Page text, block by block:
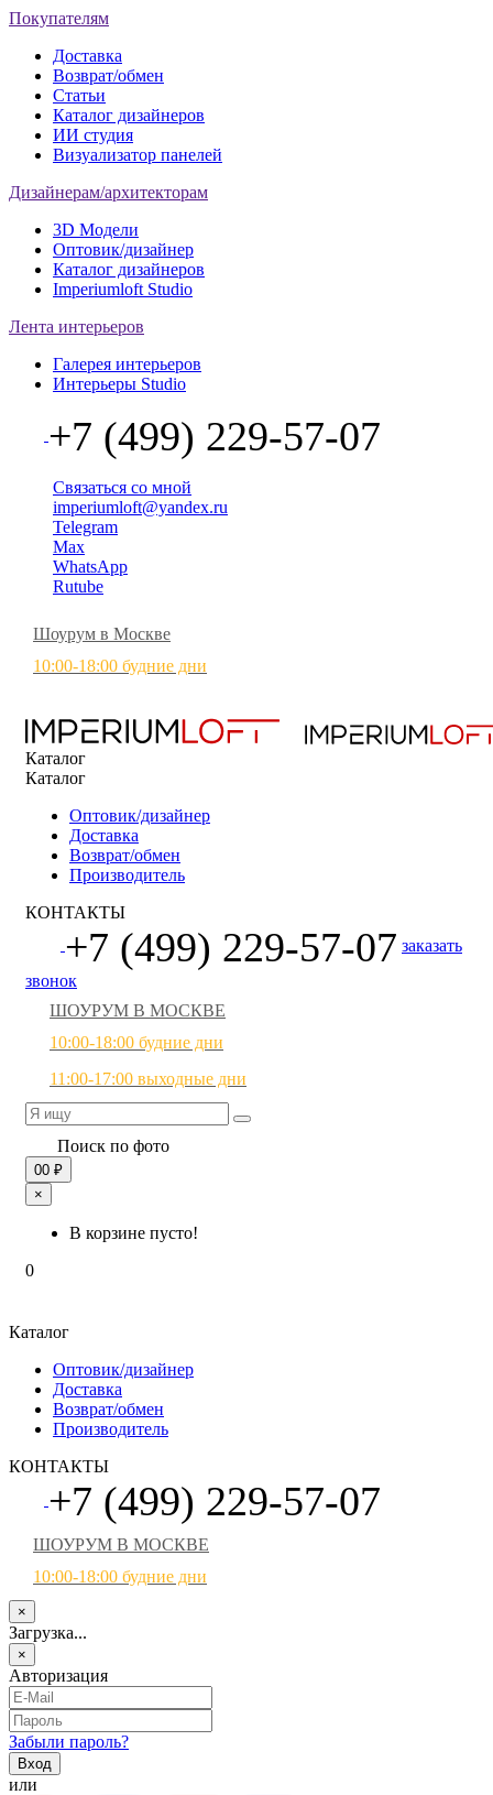
Покупателям
Доставка
Возврат/обмен
Статьи
Каталог дизайнеров
ИИ студия
Визуализатор панелей
Дизайнерам/архитекторам
3D Модели
Оптовик/дизайнер
Каталог дизайнеров
Imperiumloft Studio
Лента интерьеров
Галерея интерьеров
Интерьеры Studio
+7 (499) 229-57-07
Связаться со мной
imperiumloft@yandex.ru
Telegram
Max
WhatsApp
Rutube
Шоурум в Москве
10:00-18:00 будние дни
Каталог
Каталог
Оптовик/дизайнер
Доставка
Возврат/обмен
Производитель
КОНТАКТЫ
+7 (499) 229-57-07 заказать
звонок
ШОУРУМ В МОСКВЕ
10:00-18:00 будние дни
11:00-17:00 выходные дни
Поиск по фото
00 ₽
×
В корзине пусто!
0
Каталог
Оптовик/дизайнер
Доставка
Возврат/обмен
Производитель
КОНТАКТЫ
+7 (499) 229-57-07
ШОУРУМ В МОСКВЕ
10:00-18:00 будние дни
×
Загрузка...
×
Авторизация
Забыли пароль?
или